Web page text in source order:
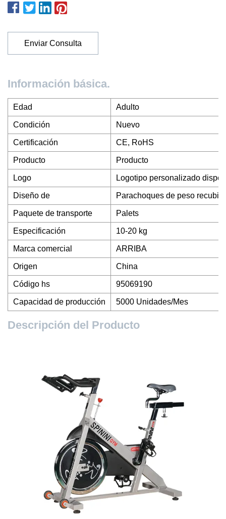
Enviar Consulta
Información básica.
Edad Adulto
Condición Nuevo
Certificación CE, RoHS
Producto Producto
Logo Logotipo personalizado
Diseño de Parachoques de peso
Paquete de transporte Palets
Especificación 10-20 kg
Marca comercial ARRIBA
Origen China
Código hs 95069190
Capacidad de producción 5000 Unidades/Mes
Descripción del Producto